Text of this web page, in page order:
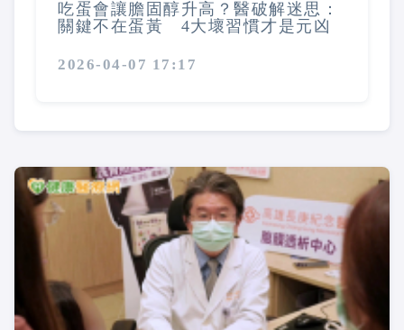
吃蛋會讓膽固醇升高？醫破解迷思：
關鍵不在蛋黃 4大壞習慣才是元凶
2026-04-07 17:17